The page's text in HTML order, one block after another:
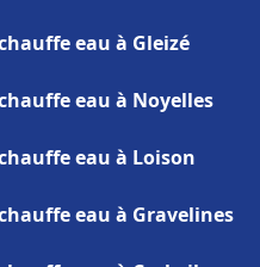
eau à Gleizé
eau à Noyelles
eau à Loison
eau à Gravelines